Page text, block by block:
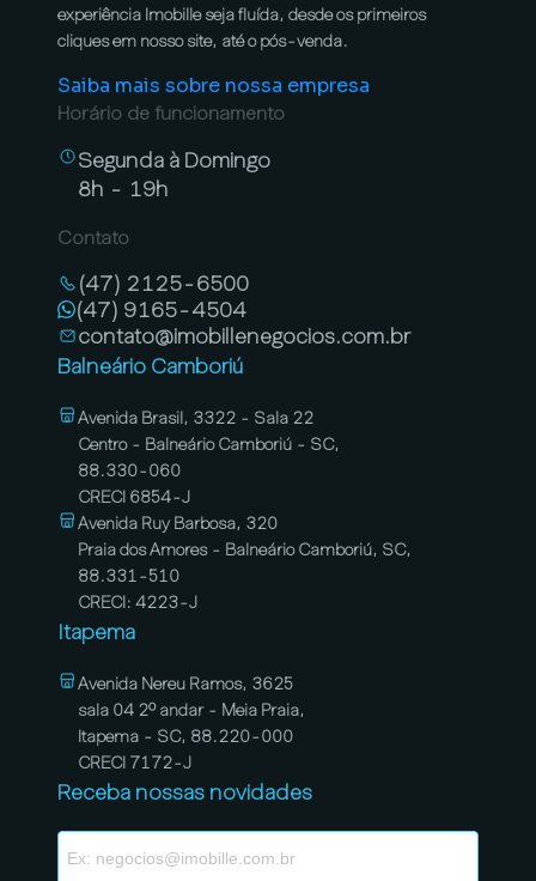
experiência Imobille seja fluída, desde os primeiros
cliques em nosso site, até o pós-venda.
Saiba mais sobre nossa empresa
Horário de funcionamento
Segunda à Domingo
8h - 19h
Contato
(47) 2125-6500
(47) 9165-4504
contato@imobillenegocios.com.br
Balneário Camboriú
Avenida Brasil, 3322 - Sala 22
Centro - Balneário Camboriú - SC,
88.330-060
CRECI 6854-J
Avenida Ruy Barbosa, 320
Praia dos Amores - Balneário Camboriú, SC,
88.331-510
CRECI: 4223-J
Itapema
Avenida Nereu Ramos, 3625
sala 04 2º andar - Meia Praia,
Itapema - SC, 88.220-000
CRECI 7172-J
Receba nossas novidades